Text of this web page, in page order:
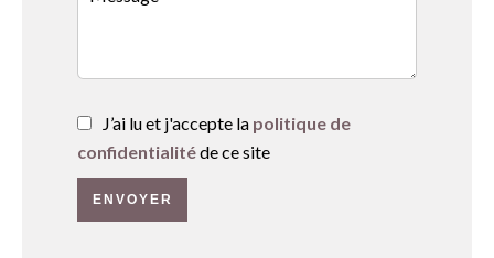
J’ai lu et j'accepte la politique de
confidentialitéde ce site
ENVOYER